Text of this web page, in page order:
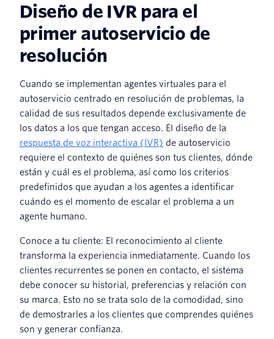
Diseño de IVR para el
primer autoservicio de
resolución
Cuando se implementan agentes virtuales para el
autoservicio centrado en resolución de problemas, la
calidad de sus resultados depende exclusivamente de
los datos a los que tengan acceso. El diseño de la
respuesta de voz interactiva (IVR) de autoservicio
requiere el contexto de quiénes son tus clientes, dónde
están y cuál es el problema, así como los criterios
predefinidos que ayudan a los agentes a identificar
cuándo es el momento de escalar el problema a un
agente humano.
Conoce a tu cliente: El reconocimiento al cliente
transforma la experiencia inmediatamente. Cuando los
clientes recurrentes se ponen en contacto, el sistema
debe conocer su historial, preferencias y relación con
su marca. Esto no se trata solo de la comodidad, sino
de demostrarles a los clientes que comprendes quiénes
son y generar confianza.